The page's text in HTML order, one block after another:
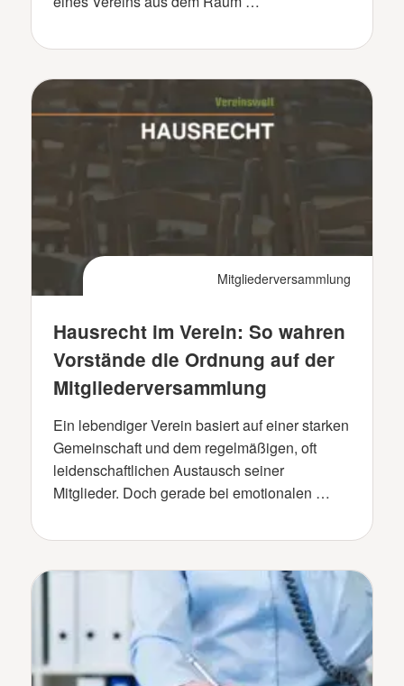
Mitgliederversammlung
Hausrecht im Verein: So wahren
Vorstände die Ordnung auf der
Mitgliederversammlung
Ein lebendiger Verein basiert auf einer starken
Gemeinschaft und dem regelmäßigen, oft
leidenschaftlichen Austausch seiner
Mitglieder. Doch gerade bei emotionalen …